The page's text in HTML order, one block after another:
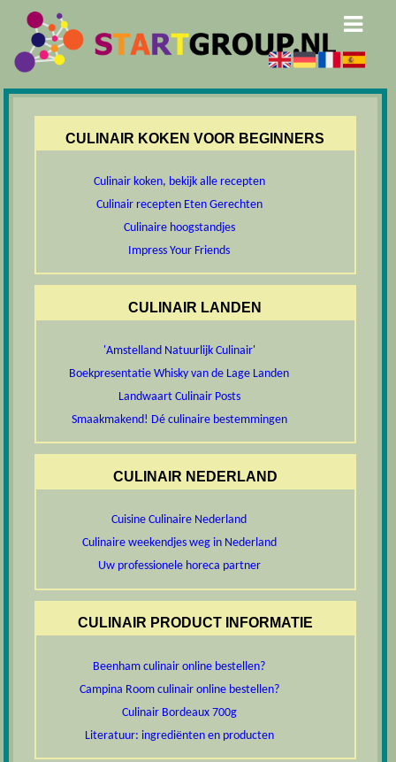
CULINAIR KOKEN VOOR BEGINNERS
Culinair koken, bekijk alle recepten
Culinair recepten Eten Gerechten
Culinaire hoogstandjes
Impress Your Friends
CULINAIR LANDEN
'Amstelland Natuurlijk Culinair'
Boekpresentatie Whisky van de Lage Landen
Landwaart Culinair Posts
Smaakmakend! Dé culinaire bestemmingen
CULINAIR NEDERLAND
Cuisine Culinaire Nederland
Culinaire weekendjes weg in Nederland
Uw professionele horeca partner
CULINAIR PRODUCT INFORMATIE
Beenham culinair online bestellen?
Campina Room culinair online bestellen?
Culinair Bordeaux 700g
Literatuur: ingrediënten en producten